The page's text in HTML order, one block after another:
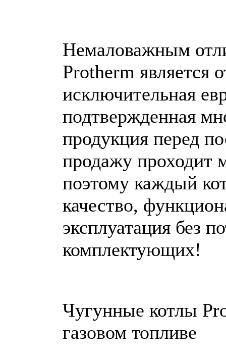
Немаловажным
Protherm является
исключительная
подтвержденная
продукция перед
продажу проходит
поэтому каждый
качество,
эксплуатация без
комплектующих!
Чугунные котлы
газовом топливе